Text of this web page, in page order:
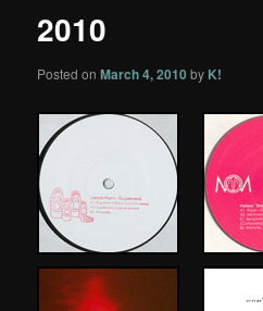
2010
Posted onMarch 4, 2010 by K!